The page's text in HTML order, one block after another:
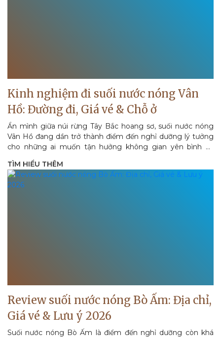
Kinh nghiệm đi suối nước nóng Vân
Hồ: Đường đi, Giá vé & Chỗ ở
Ẩn mình giữa núi rừng Tây Bắc hoang sơ, suối nước nóng
Vân Hồ đang dần trở thành điểm đến nghỉ dưỡng lý tưởng
cho những ai muốn tận hưởng không gian yên bình và
TÌM HIỂU THÊM
Review suối nước nóng Bò Ấm: Địa chỉ,
Giá vé & Lưu ý 2026
Suối nước nóng Bò Ấm là điểm đến nghỉ dưỡng còn khá